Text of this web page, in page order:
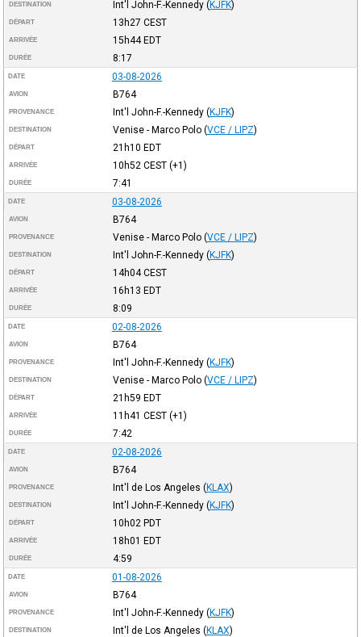
DESTINATION Int'l John-F.-Kennedy (KJFK)
DÉPART 13h27 CEST
ARRIVÉE 15h44EDT
DURÉE 8:17
DATE 03-08-2026
AVION B764
PROVENANCE Int'l John-F.-Kennedy (KJFK)
DESTINATION Venise - Marco Polo (VCE / LIPZ)
DÉPART 21h10 EDT
ARRIVÉE 10h52 CEST(+1)
DURÉE 7:41
DATE 03-08-2026
AVION B764
PROVENANCE Venise - Marco Polo (VCE / LIPZ)
DESTINATION Int'l John-F.-Kennedy (KJFK)
DÉPART 14h04CEST
ARRIVÉE 16h13 EDT
DURÉE 8:09
DATE 02-08-2026
AVION B764
PROVENANCE Int'l John-F.-Kennedy (KJFK)
DESTINATION Venise - Marco Polo (VCE / LIPZ)
DÉPART 21h59 EDT
ARRIVÉE 11h41 CEST(+1)
DURÉE 7:42
DATE 02-08-2026
AVION B764
PROVENANCE Int'l de Los Angeles (KLAX)
DESTINATION Int'l John-F.-Kennedy (KJFK)
DÉPART 10h02 PDT
ARRIVÉE 18h01 EDT
DURÉE 4:59
DATE 01-08-2026
AVION B764
PROVENANCE Int'l John-F.-Kennedy (KJFK)
DESTINATION Int'l de Los Angeles (KLAX)